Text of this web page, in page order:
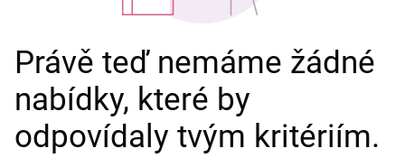
Právě teď nemáme žádné
nabídky, které by
odpovídaly tvým kritériím.